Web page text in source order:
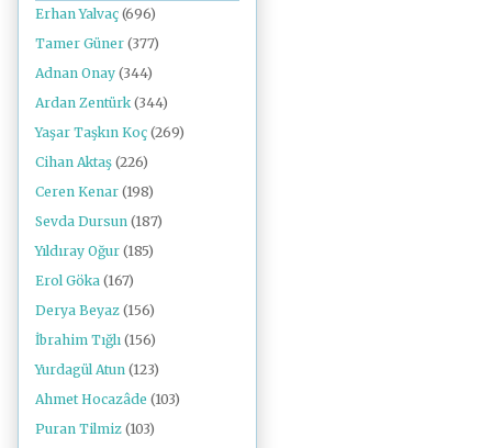
Erhan Yalvaç (696)
Tamer Güner (377)
Adnan Onay (344)
Ardan Zentürk (344)
Yaşar Taşkın Koç (269)
Cihan Aktaş (226)
Ceren Kenar (198)
Sevda Dursun (187)
Yıldıray Oğur (185)
Erol Göka (167)
Derya Beyaz (156)
İbrahim Tığlı (156)
Yurdagül Atun (123)
Ahmet Hocazâde (103)
Puran Tilmiz (103)